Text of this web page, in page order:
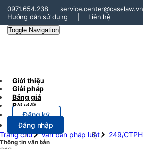
0971.654.238
service.center@caselaw.vn
Hướng dẫn sử dụng
Liên hệ
Toggle Navigation
Giới thiệu
Giải pháp
Bảng giá
Bài viết
Đăng ký
Đăng nhập
Trang chủ
Văn bản pháp luật 249/CTPH
Thông tin văn bản